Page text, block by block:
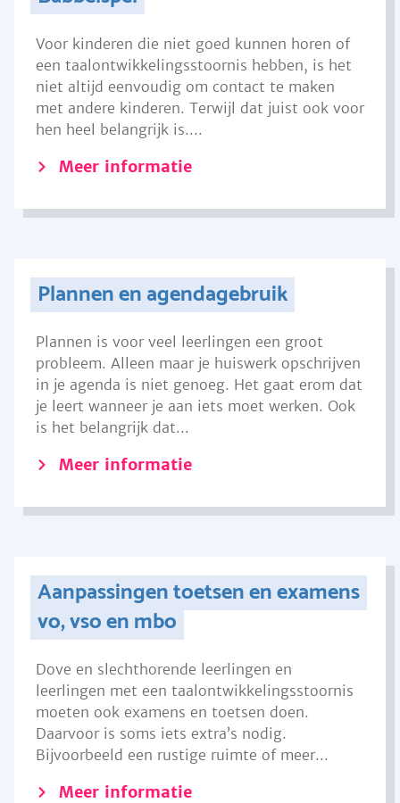
Voor kinderen die niet goed kunnen horen of
een taalontwikkelingsstoornis hebben, is het
niet altijd eenvoudig om contact te maken
met andere kinderen. Terwijl dat juist ook voor
hen heel belangrijk is....
Meer informatie
Plannen en agendagebruik
Plannen is voor veel leerlingen een groot
probleem. Alleen maar je huiswerk opschrijven
in je agenda is niet genoeg. Het gaat erom dat
je leert wanneer je aan iets moet werken. Ook
is het belangrijk dat...
Meer informatie
Aanpassingen toetsen en examens
vo, vso en mbo
Dove en slechthorende leerlingen en
leerlingen met een taalontwikkelingsstoornis
moeten ook examens en toetsen doen.
Daarvoor is soms iets extra’s nodig.
Bijvoorbeeld een rustige ruimte of meer...
Meer informatie